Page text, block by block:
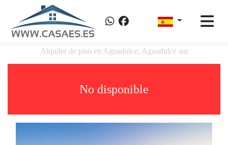
Alquiler de piso en Aguadulce, Aguadulce sur
No disponible